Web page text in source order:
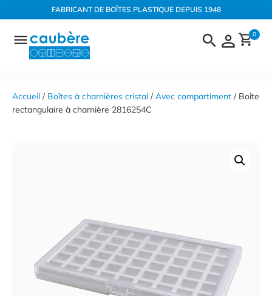
Panneau de gestion des cookies
au
contenu
FABRICANT DE BOÎTES PLASTIQUE DEPUIS 1948
0
Accueil / Boîtes à charnières cristal / Avec compartiment / Boîte
rectangulaire à charnière 2816254C